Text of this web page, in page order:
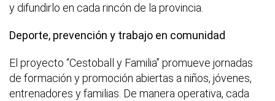
y difundirlo en cada rincón de la provincia.
Deporte, prevención y trabajo en comunidad
El proyecto “Cestoball y Familia” promueve jornadas
de formación y promoción abiertas a niños, jóvenes,
entrenadores y familias. De manera operativa, cada